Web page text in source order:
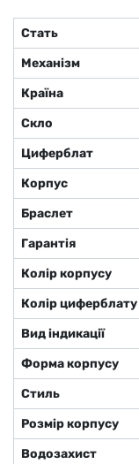
Стать
Механізм
Країна
Скло
Циферблат
Корпус
Браслет
Гарантія
Колір корпусу
Колір циферблату
Вид індикації
Форма корпусу
Стиль
Розмір корпусу
Водозахист